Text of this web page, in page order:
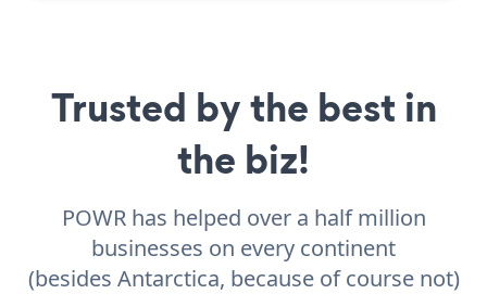
Trusted by the best in
the biz!
POWR has helped over a half million
businesses on every continent
(besides Antarctica, because of course not)